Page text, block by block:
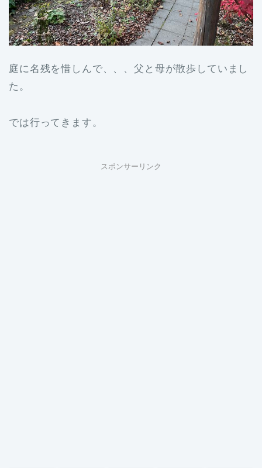
庭に名残を惜しんで、、、父と母が散歩していまし
た。
では行ってきます。
スポンサーリンク